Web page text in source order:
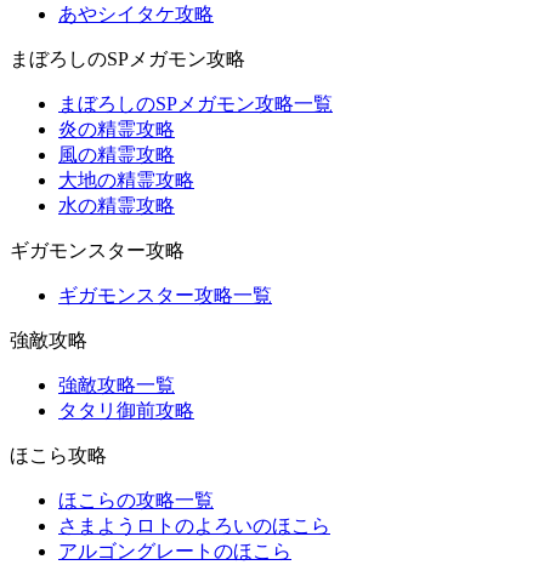
あやシイタケ攻略
まぼろしのSPメガモン攻略
まぼろしのSPメガモン攻略一覧
炎の精霊攻略
風の精霊攻略
大地の精霊攻略
水の精霊攻略
ギガモンスター攻略
ギガモンスター攻略一覧
強敵攻略
強敵攻略一覧
タタリ御前攻略
ほこら攻略
ほこらの攻略一覧
さまようロトのよろいのほこら
アルゴングレートのほこら